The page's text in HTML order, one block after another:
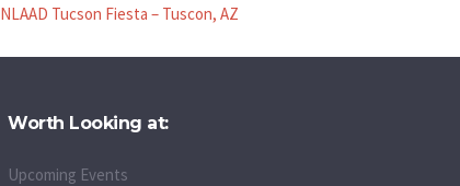
NLAAD Tucson Fiesta – Tuscon, AZ
Worth Looking at:
Upcoming Events